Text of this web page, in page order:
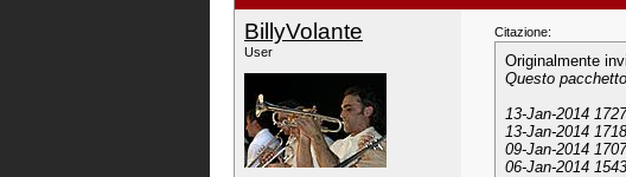
BillyVolante
User
Citazione:
Originalmente
Questo
13-Jan-2014
13-Jan-2014
09-Jan-2014
06-Jan-2014